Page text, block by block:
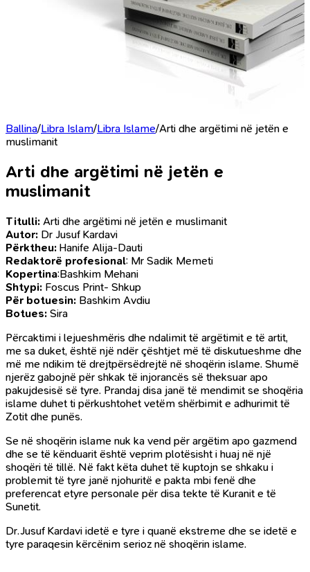
Ballina/Libra Islam/Libra Islame/Arti dhe argëtimi në jetën e
muslimanit
Arti dhe argëtimi në jetën e
muslimanit
Titulli: Arti dhe argëtimi në jetën e muslimanit
Autor: Dr Jusuf Kardavi
Përktheu: Hanife Alija-Dauti
Redaktorë profesional: Mr Sadik Memeti
Kopertina:Bashkim Mehani
Shtypi: Foscus Print- Shkup
Për botuesin: Bashkim Avdiu
Botues: Sira
Përcaktimi i lejueshmëris dhe ndalimit të argëtimit e të artit,
me sa duket, është një ndër çështjet më të diskutueshme dhe
më me ndikim të drejtpërsëdrejtë në shoqërin islame. Shumë
njerëz gabojnë për shkak të injorancës së theksuar apo
pakujdesisë së tyre. Prandaj disa janë të mendimit se shoqëria
islame duhet ti përkushtohet vetëm shërbimit e adhurimit të
Zotit dhe punës.
Se në shoqërin islame nuk ka vend për argëtim apo gazmend
dhe se të kënduarit është veprim plotësisht i huaj në një
shoqëri të tillë. Në fakt këta duhet të kuptojn se shkaku i
problemit të tyre janë njohuritë e pakta mbi fenë dhe
preferencat etyre personale për disa tekte të Kuranit e të
Sunetit.
Dr.Jusuf Kardavi idetë e tyre i quanë ekstreme dhe se idetë e
tyre paraqesin kërcënim serioz në shoqërin islame.